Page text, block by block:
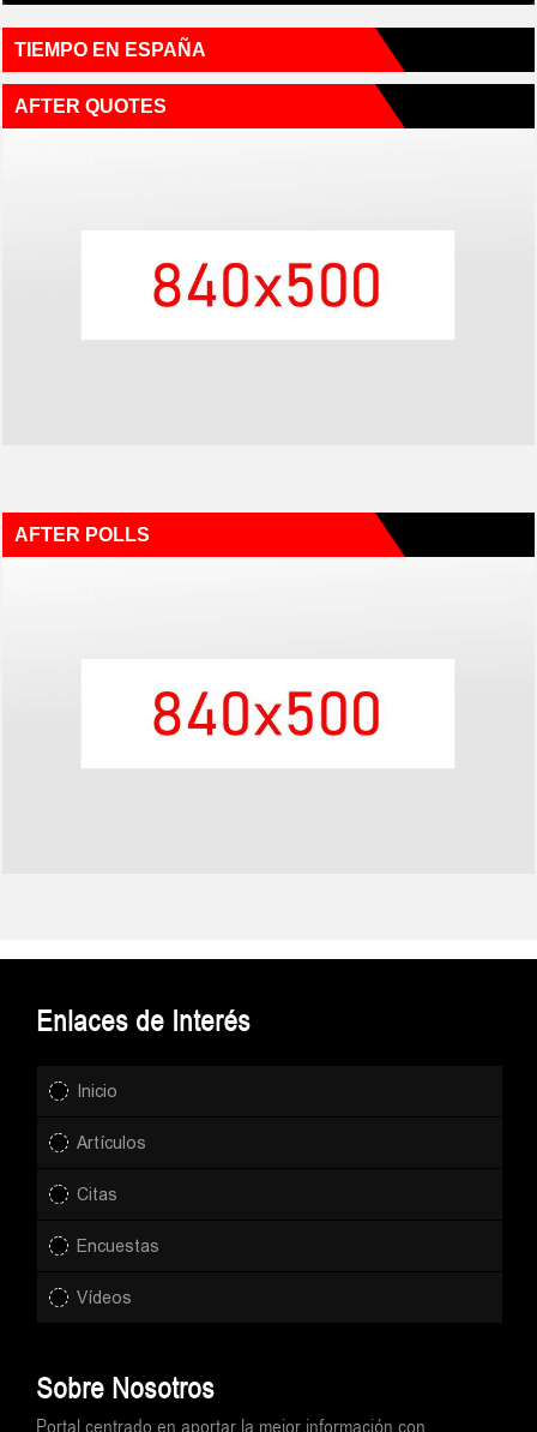
TIEMPO EN ESPAÑA
AFTER QUOTES
AFTER POLLS
Enlaces de Interés
Inicio
Artículos
Citas
Encuestas
Vídeos
Sobre Nosotros